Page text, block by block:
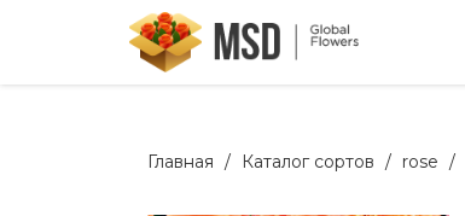
Главная Каталог сортов rose